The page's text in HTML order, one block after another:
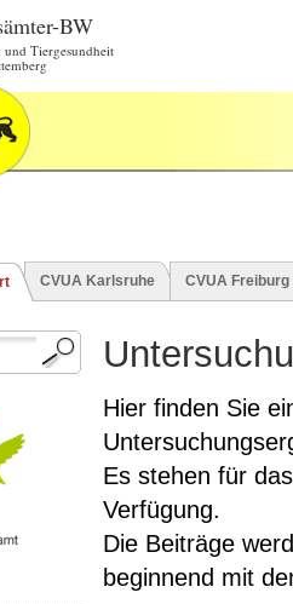
BW
und Tiergesundheit
CVUA Karlsruhe CVUA Freiburg
Hier finden Sie
Es stehen für
Verfügung.
Die Beiträge
beginnend mit